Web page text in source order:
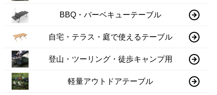
BBQ・バーベキューテーブル
自宅・テラス・庭で使えるテーブル
登山・ツーリング・徒歩キャンプ用
軽量アウトドアテーブル